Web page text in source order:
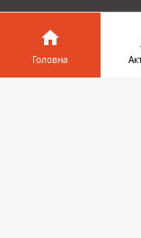
Про нас
Головна